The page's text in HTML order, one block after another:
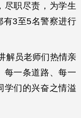
尽职尽责，为学生
有3至5名警察进行
解员老师们热情亲
每一条道路、每一
学们的兴奋之情溢